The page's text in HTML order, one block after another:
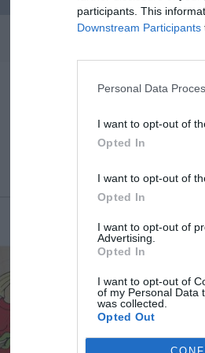
participants. This
Downstream Participants
Personal Data
I want to opt-out of
Opted In
I want to opt-out of
Opted In
I want to opt-out of
Advertising.
Opted In
I want to opt-out of
of my Personal Data
was collected.
Opted Out